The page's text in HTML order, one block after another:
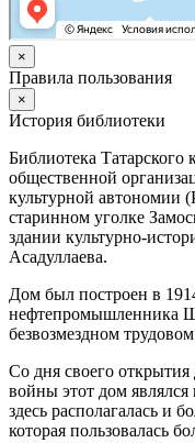
×
Правила пользования
×
История библиотеки
Библиотека Татарского
общественной
культурной
старинном уголке
здании культурно-
Асадуллаева.
Дом был построен в
нефтепромышленника
безвозмездном
Со дня своего
войны этот дом
здесь располагалась и
которая пользовалась